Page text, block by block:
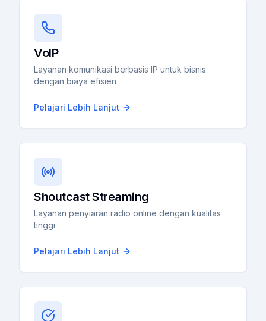
VoIP
Layanan komunikasi berbasis IP untuk bisnis
dengan biaya efisien
Pelajari Lebih Lanjut
Shoutcast Streaming
Layanan penyiaran radio online dengan kualitas
tinggi
Pelajari Lebih Lanjut